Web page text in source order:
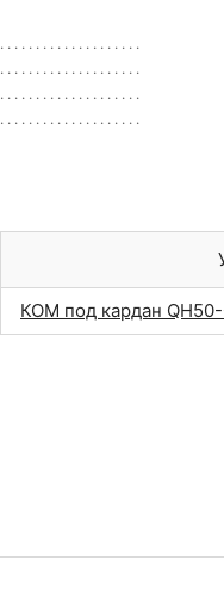
КОМ под кардан QH50-